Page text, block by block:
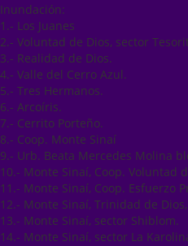
Inundación:
1.- Los Juanes
2.- Voluntad de Dios, sector
3.- Realidad de Dios.
4.- Valle del Cerro Azul.
5.- Tres Hermanos.
6.- Arcoíris.
7.- Cerrito Porteño.
8.- Coop. Monte Sinaí
9.- Urb. Beata Mercedes Molina
10.- Monte Sinaí, Coop. Voluntad
11.- Monte Sinaí, Coop. Esfuerzo
12.- Monte Sinaí, Trinidad de
13.- Monte Sinaí, sector Shiblom.
14.- Monte Sinaí, sector La